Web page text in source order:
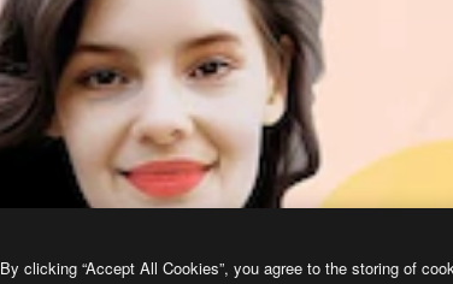
By clicking “Accept All Cookies”, you agree to the storing of